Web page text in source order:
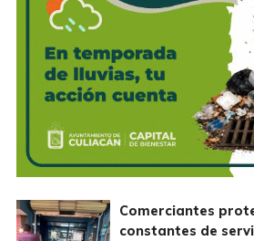
Comerciantes
constantes de